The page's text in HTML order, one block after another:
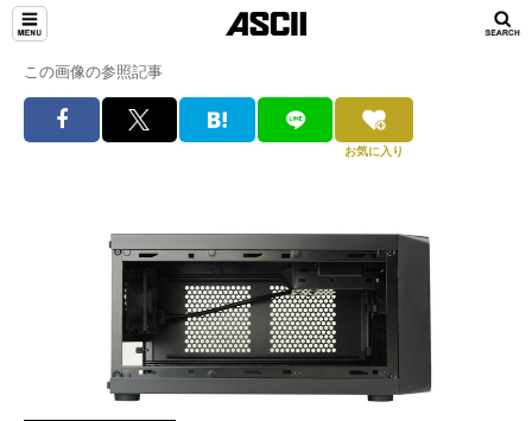
この画像の参照記事
お気に入り